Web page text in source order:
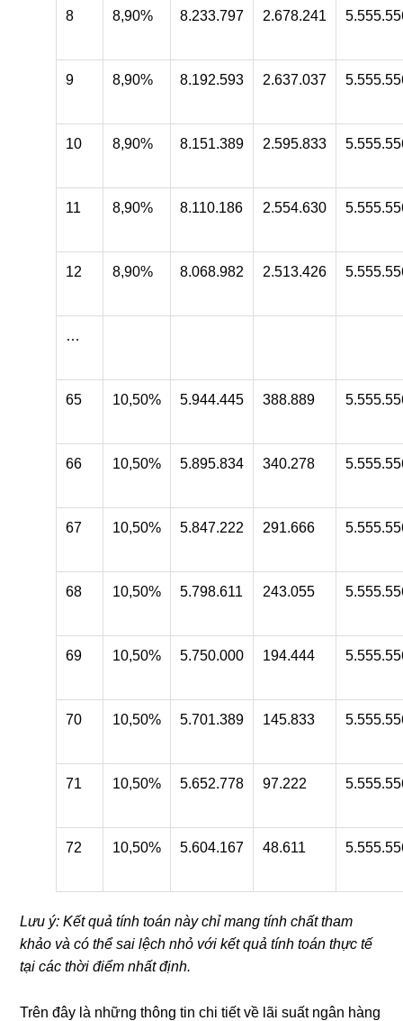
8 8,90% 8.233.797 2.678.241
9 8,90% 8.192.593 2.637.037
10 8,90% 8.151.389 2.595.833
11 8,90% 8.110.186 2.554.630
12 8,90% 8.068.982 2.513.426
…
65 10,50% 5.944.445 388.889
66 10,50% 5.895.834 340.278
67 10,50% 5.847.222 291.666
68 10,50% 5.798.611 243.055
69 10,50% 5.750.000 194.444
70 10,50% 5.701.389 145.833
71 10,50% 5.652.778 97.222
72 10,50% 5.604.167 48.611
Lưu ý: Kết quả tính toán này chỉ mang tính chất tham
khảo và có thể sai lệch nhỏ với kết quả tính toán thực tế
tại các thời điểm nhất định.
Trên đây là những thông tin chi tiết về lãi suất ngân hàng